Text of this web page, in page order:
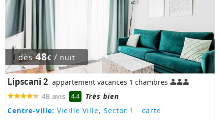
dès48€ / nuit
Lipscani 2 appartement vacances 1 chambres
48 avis 4.4
Très bien
Centre-ville: Vieille Ville, Sector 1 - carte